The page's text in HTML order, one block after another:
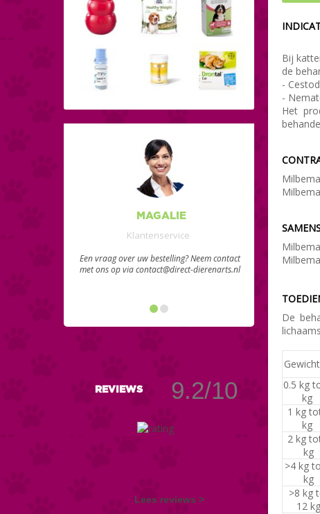
MAGALIE
Klantenservice
Een vraag over uw bestelling? Neem contact
met ons op via contact@direct-dierenarts.nl
REVIEWS 9.2/10
Lees reviews >
Bij
de
-
-
Het
De
0.5 kg
kg
1 kg
kg
2 kg
kg
>4 kg
kg
>8 kg
12 kg